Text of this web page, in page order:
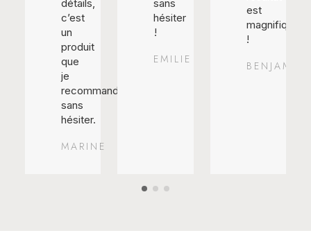
détails,
c’est
un
produit
que
je
recommande
sans
hésiter.
MARINE
sans
hésiter
!
EMILIE
est
magnifique
!
BENJAMIN